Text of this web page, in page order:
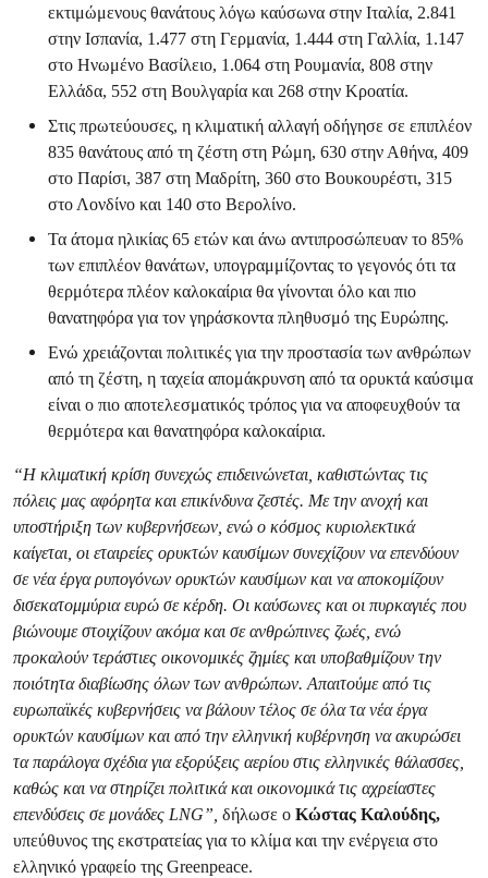
εκτιμώμενους θανάτους λόγω καύσωνα στην Ιταλία, 2.841
στην Ισπανία, 1.477 στη Γερμανία, 1.444 στη Γαλλία, 1.147
στο Ηνωμένο Βασίλειο, 1.064 στη Ρουμανία, 808 στην
Ελλάδα, 552 στη Βουλγαρία και 268 στην Κροατία.
Στις πρωτεύουσες, η κλιματική αλλαγή οδήγησε σε επιπλέον
835 θανάτους από τη ζέστη στη Ρώμη, 630 στην Αθήνα, 409
στο Παρίσι, 387 στη Μαδρίτη, 360 στο Βουκουρέστι, 315
στο Λονδίνο και 140 στο Βερολίνο.
Τα άτομα ηλικίας 65 ετών και άνω αντιπροσώπευαν το 85%
των επιπλέον θανάτων, υπογραμμίζοντας το γεγονός ότι τα
θερμότερα πλέον καλοκαίρια θα γίνονται όλο και πιο
θανατηφόρα για τον γηράσκοντα πληθυσμό της Ευρώπης.
Ενώ χρειάζονται πολιτικές για την προστασία των ανθρώπων
από τη ζέστη, η ταχεία απομάκρυνση από τα ορυκτά καύσιμα
είναι ο πιο αποτελεσματικός τρόπος για να αποφευχθούν τα
θερμότερα και θανατηφόρα καλοκαίρια.
“Η κλιματική κρίση συνεχώς επιδεινώνεται, καθιστώντας τις
πόλεις μας αφόρητα και επικίνδυνα ζεστές. Με την ανοχή και
υποστήριξη των κυβερνήσεων, ενώ ο κόσμος κυριολεκτικά
καίγεται, οι εταιρείες ορυκτών καυσίμων συνεχίζουν να επενδύουν
σε νέα έργα ρυπογόνων ορυκτών καυσίμων και να αποκομίζουν
δισεκατομμύρια ευρώ σε κέρδη. Οι καύσωνες και οι πυρκαγιές που
βιώνουμε στοιχίζουν ακόμα και σε ανθρώπινες ζωές, ενώ
προκαλούν τεράστιες οικονομικές ζημίες και υποβαθμίζουν την
ποιότητα διαβίωσης όλων των ανθρώπων. Απαιτούμε από τις
ευρωπαϊκές κυβερνήσεις να βάλουν τέλος σε όλα τα νέα έργα
ορυκτών καυσίμων και από την ελληνική κυβέρνηση να ακυρώσει
τα παράλογα σχέδια για εξορύξεις αερίου στις ελληνικές θάλασσες,
καθώς και να στηρίζει πολιτικά και οικονομικά τις αχρείαστες
επενδύσεις σε μονάδες LNG”, δήλωσε ο Κώστας Καλούδης,
υπεύθυνος της εκστρατείας για το κλίμα και την ενέργεια στο
ελληνικό γραφείο της Greenpeace.